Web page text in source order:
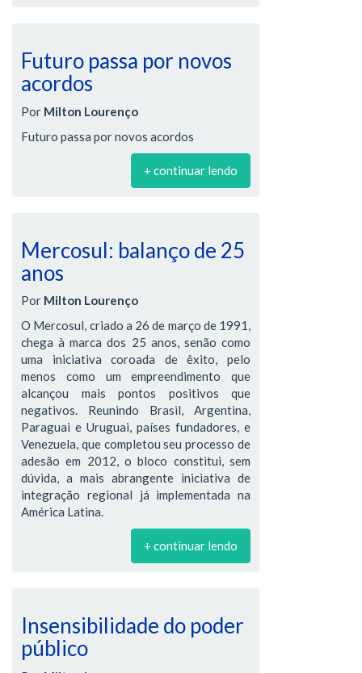
Futuro passa por novos
acordos
Por Milton Lourenço
Futuro passa por novos acordos
+ continuar lendo
Mercosul: balanço de 25
anos
Por Milton Lourenço
O Mercosul, criado a 26 de março de 1991,
chega à marca dos 25 anos, senão como
uma iniciativa coroada de êxito, pelo
menos como um empreendimento que
alcançou mais pontos positivos que
negativos. Reunindo Brasil, Argentina,
Paraguai e Uruguai, países fundadores, e
Venezuela, que completou seu processo de
adesão em 2012, o bloco constitui, sem
dúvida, a mais abrangente iniciativa de
integração regional já implementada na
América Latina.
+ continuar lendo
Insensibilidade do poder
público